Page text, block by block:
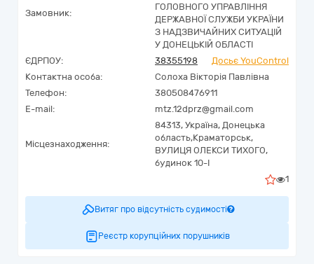
Замовник:
ГОЛОВНОГО УПРАВЛІННЯ
ДЕРЖАВНОЇ СЛУЖБИ УКРАЇНИ
З НАДЗВИЧАЙНИХ СИТУАЦІЙ
У ДОНЕЦЬКІЙ ОБЛАСТІ
ЄДРПОУ:
38355198
Досьє YouControl
Контактна особа:
Солоха Вікторія Павлівна
Телефон:
380508476911
E-mail:
mtz.12dprz@gmail.com
Місцезнаходження:
84313, Україна, Донецька
область,Краматорськ,
ВУЛИЦЯ ОЛЕКСИ ТИХОГО,
будинок 10-І
1
Витяг про відсутність судимості
Реєстр корупційних порушників